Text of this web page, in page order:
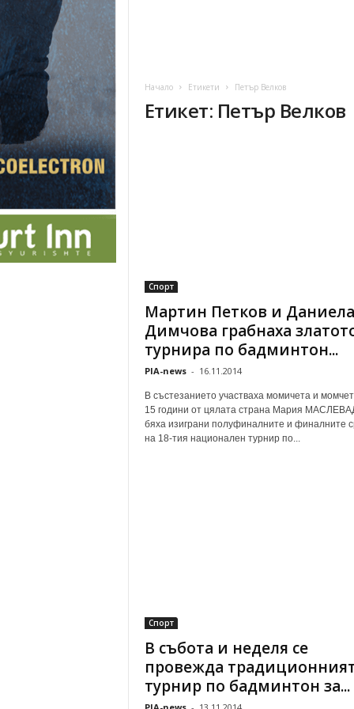
Начало Етикети Петър Велков
Етикет: Петър Велков
Спорт
Мартин Петков и Даниела
Димчова грабнаха
турнира по бадминтон...
PIA-news - 16.11.2014
В състезанието участваха момичета и
15 години от цялата страна Мария
бяха изиграни полуфиналните и финалните
на 18-тия национален турнир по...
Спорт
В събота и неделя се
провежда
турнир по бадминтон за...
PIA-news - 13.11.2014